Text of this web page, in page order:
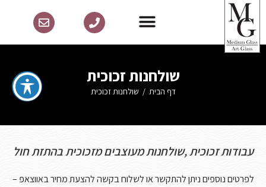
שולחנות זכוכית
דף הבית / שולחנות זכוכית
עבודות זכוכית ,שולחנות מעוצבים מזכוכית בהתזת חול
לפרטים נוספים ניתן להתקשר או לשלוח בקשה להצעת מחיר באווצאפ –